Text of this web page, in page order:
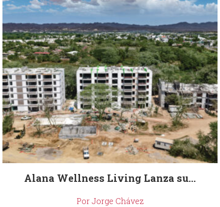
Alana Wellness Living Lanza su...
Por Jorge Chávez